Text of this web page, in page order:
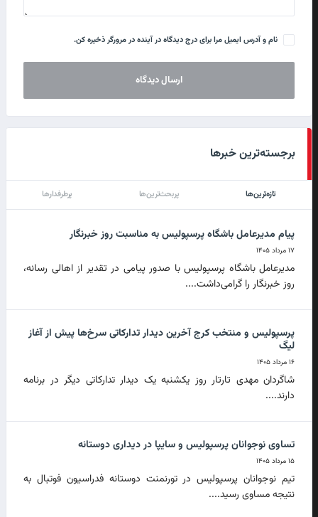
نام و آدرس ایمیل مرا برای درج دیدگاه در آینده در مرورگر ذخیره کن.
برجسته‌ترین خبرها
تازه‌ترین‌ها پربحث‌ترین‌ها پرطرفدارها
پیام مدیرعامل باشگاه پرسپولیس به مناسبت روز خبرنگار
۱۷ مرداد ۱۴۰۵
مدیرعامل باشگاه پرسپولیس با صدور پیامی در تقدیر از اهالی رسانه،
روز خبرنگار را گرامی‌داشت....
پرسپولیس و منتخب کرج آخرین دیدار تدارکاتی سرخ‌ها پیش از آغاز
لیگ
۱۶ مرداد ۱۴۰۵
شاگردان مهدی تارتار روز یکشنبه یک دیدار تدارکاتی دیگر در برنامه
دارند....
تساوی نوجوانان پرسپولیس و سایپا در دیداری دوستانه
۱۵ مرداد ۱۴۰۵
تیم نوجوانان پرسپولیس در تورنمنت دوستانه فدراسیون فوتبال به
نتیجه مساوی رسید....